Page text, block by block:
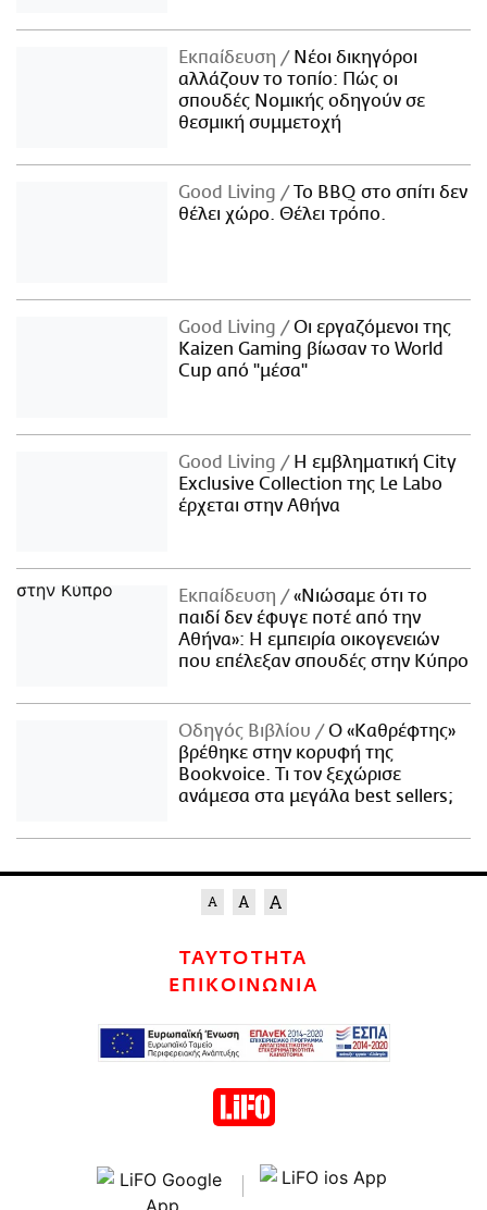
Εκπαίδευση
Νέοι δικηγόροι
αλλάζουν το τοπίο: Πώς οι
σπουδές Νομικής οδηγούν σε
θεσμική συμμετοχή
Good Living
Το BBQ στο σπίτι δεν
θέλει χώρο. Θέλει τρόπο.
Good Living
Οι εργαζόμενοι της
Kaizen Gaming βίωσαν το World
Cup από "μέσα"
Good Living
Η εμβληματική City
Exclusive Collection της Le Labo
έρχεται στην Αθήνα
Εκπαίδευση
«Νιώσαμε ότι το
παιδί δεν έφυγε ποτέ από την
Αθήνα»: Η εμπειρία οικογενειών
που επέλεξαν σπουδές στην Κύπρο
Οδηγός Βιβλίου
Ο «Καθρέφτης»
βρέθηκε στην κορυφή της
Bookvoice. Τι τον ξεχώρισε
ανάμεσα στα μεγάλα best sellers;
ΤΑΥΤΟΤΗΤΑ
ΕΠΙΚΟΙΝΩΝΙΑ